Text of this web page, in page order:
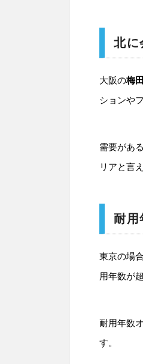
北に
大阪の梅
ションや
需要があ
リアと言
耐用
東京の場
用年数が
耐用年数
す。